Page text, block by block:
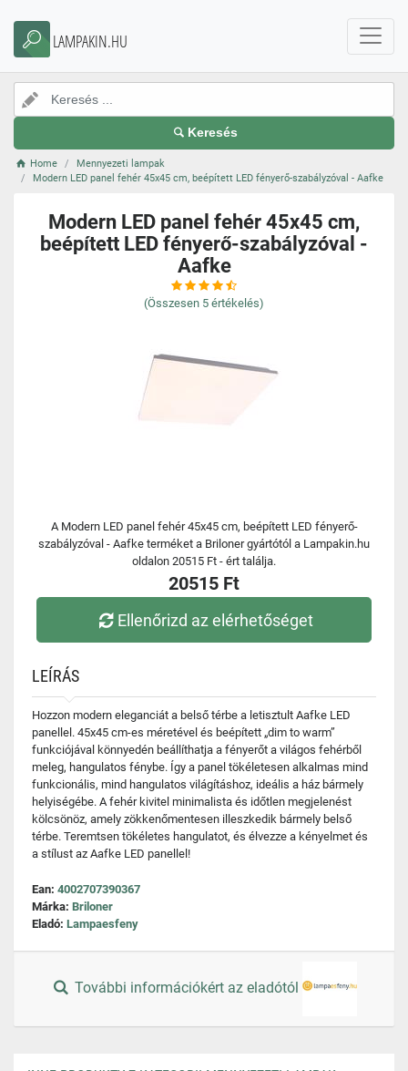
LAMPAKIN.HU
Keresés
Home
Mennyezeti lampak
Modern LED panel fehér 45x45 cm, beépített LED fényerő-szabályzóval - Aafke
Modern LED panel fehér 45x45 cm,
beépített LED fényerő-szabályzóval -
Aafke
(Összesen 5 értékelés)
A Modern LED panel fehér 45x45 cm, beépített LED fényerő-
szabályzóval - Aafke terméket a Briloner gyártótól a Lampakin.hu
oldalon 20515 Ft - ért találja.
20515 Ft
Ellenőrizd az elérhetőséget
LEÍRÁS
Hozzon modern eleganciát a belső térbe a letisztult Aafke LED
panellel. 45x45 cm-es méretével és beépített „dim to warm”
funkciójával könnyedén beállíthatja a fényerőt a világos fehérből
meleg, hangulatos fénybe. Így a panel tökéletesen alkalmas mind
funkcionális, mind hangulatos világításhoz, ideális a ház bármely
helyiségébe. A fehér kivitel minimalista és időtlen megjelenést
kölcsönöz, amely zökkenőmentesen illeszkedik bármely belső
térbe. Teremtsen tökéletes hangulatot, és élvezze a kényelmet és
a stílust az Aafke LED panellel!
Ean: 4002707390367
Márka: Briloner
Eladó: Lampaesfeny
További információkért az eladótól